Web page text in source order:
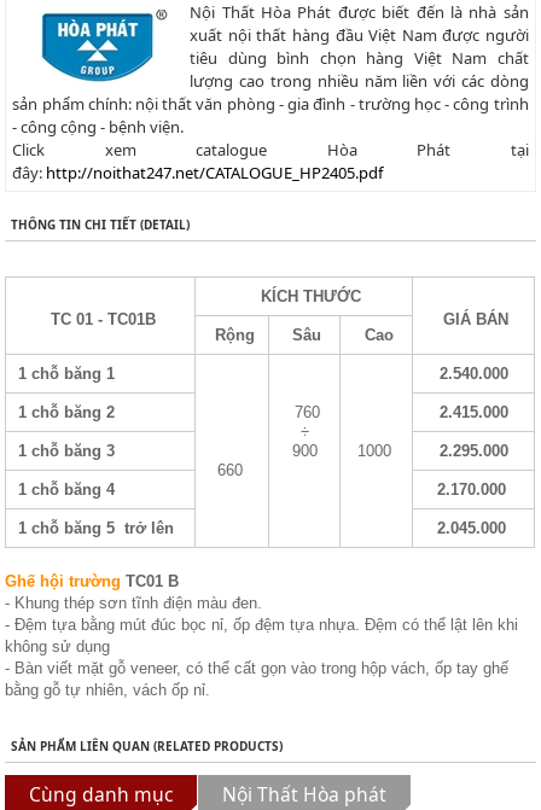
Nội Thất Hòa Phát được biết đến là nhà sản
xuất nội thất hàng đầu Việt Nam được người
tiêu dùng bình chọn hàng Việt Nam chất
lượng cao trong nhiều năm liền với các dòng
sản phẩm chính: nội thất văn phòng - gia đình - trường học - công trình
- công cộng - bệnh viện.
Click xem catalogue Hòa Phát tại
đây: http://noithat247.net/CATALOGUE_HP2405.pdf
THÔNG TIN CHI TIẾT (DETAIL)
TC 01 - TC01B
KÍCH THƯỚC
GIÁ BÁN
Rộng
Sâu Cao
1 chỗ băng 1
660
760
÷
900
1000
2.540.000
1 chỗ băng 2 2.415.000
1 chỗ băng 3 2.295.000
1 chỗ băng 4 2.170.000
1 chỗ băng 5 trở lên 2.045.000
Ghế hội trường TC01 B
- Khung thép sơn tĩnh điện màu đen.
- Đệm tựa bằng mút đúc bọc nỉ, ốp đệm tựa nhựa. Đệm có thể lật lên khi
không sử dụng
- Bàn viết mặt gỗ veneer, có thể cất gọn vào trong hộp vách, ốp tay ghế
bằng gỗ tự nhiên, vách ốp nỉ.
SẢN PHẨM LIÊN QUAN (RELATED PRODUCTS)
Cùng danh mục Nội Thất Hòa phát